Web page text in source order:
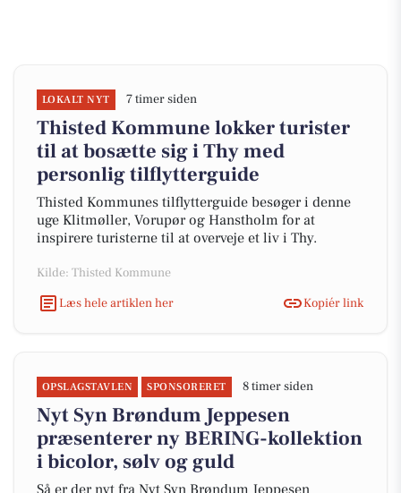
LOKALT NYT 7 timer siden
Thisted Kommune lokker turister
til at bosætte sig i Thy med
personlig tilflytterguide
Thisted Kommunes tilflytterguide besøger i denne
uge Klitmøller, Vorupør og Hanstholm for at
inspirere turisterne til at overveje et liv i Thy.
Kilde: Thisted Kommune
Læs hele artiklen her
Kopiér link
OPSLAGSTAVLEN SPONSORERET 8 timer siden
Nyt Syn Brøndum Jeppesen
præsenterer ny BERING-kollektion
i bicolor, sølv og guld
Så er der nyt fra Nyt Syn Brøndum Jeppesen